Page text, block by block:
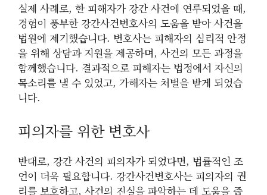
실제 사례로, 한 피해자가 강간 사건에 연루되었을 때,
경험이 풍부한 강간사건변호사의 도움을 받아 사건을
법원에 제기했습니다. 변호사는 피해자의 심리적 안정
을 위해 상담과 지원을 제공하며, 사건의 모든 과정을
함께했습니다. 결과적으로 피해자는 법정에서 자신의
목소리를 낼 수 있었고, 가해자는 처벌을 받게 되었습
니다.
피의자를 위한 변호사
반대로, 강간 사건의 피의자가 되었다면, 법률적인 조
언이 더욱 필요합니다. 강간사건변호사는 피의자의 권
리를 보호하고, 사건의 진실을 파악하는 데 도움을 줍